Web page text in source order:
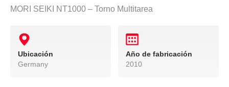
MORI SEIKI NT1000 – Torno Multitarea
Ubicación
Germany
Año de fabricación
2010